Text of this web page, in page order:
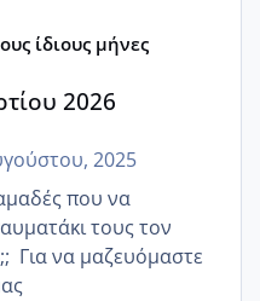
ίδιους μήνες
2026
2025
που να
τους τον